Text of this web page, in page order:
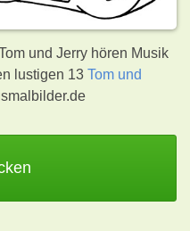
und Jerry hören Musik
lustigen 13Tom und